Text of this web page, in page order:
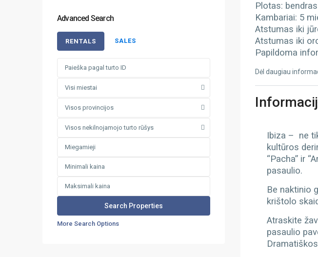
Plotas:
Kambariai: 5
Atstumas iki
Atstumas iki
Papildoma
Dėl daugiau
Ibiza – ne
kultūros
“Pacha” ir
pasaulio.
Be naktinio
krištolo
Atraskite
pasaulio
Advanced Search
RENTALS SALES
Visi miestai
Visos provincijos
Visos nekilnojamojo turto rūšys
More Search Options